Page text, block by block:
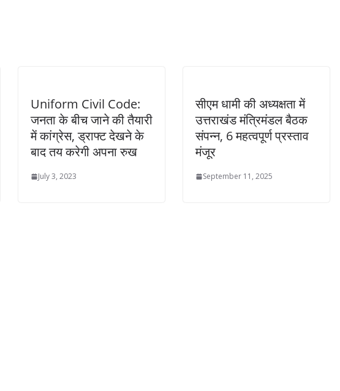
Uniform Civil Code:
जनता के बीच जाने की तैयारी
में कांग्रेस, ड्राफ्ट देखने के
बाद तय करेगी अपना रुख
July 3, 2023
सीएम धामी की अध्यक्षता में
उत्तराखंड मंत्रिमंडल बैठक
संपन्न, 6 महत्वपूर्ण प्रस्ताव
मंजूर
September 11, 2025